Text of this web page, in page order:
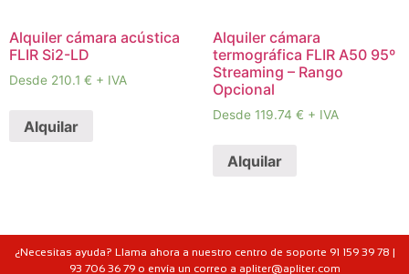
Alquiler cámara acústica
FLIR Si2-LD
Desde 210.1 € + IVA
Alquilar
Alquiler cámara
termográfica FLIR A50 95º
Streaming – Rango
Opcional
Desde 119.74 € + IVA
Alquilar
¿Necesitas ayuda? Llama ahora a nuestro centro de soporte 91 159 39 78 |
93 706 36 79 o envía un correo a apliter@apliter.com